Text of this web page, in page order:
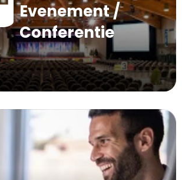
Evenement /
Conferentie